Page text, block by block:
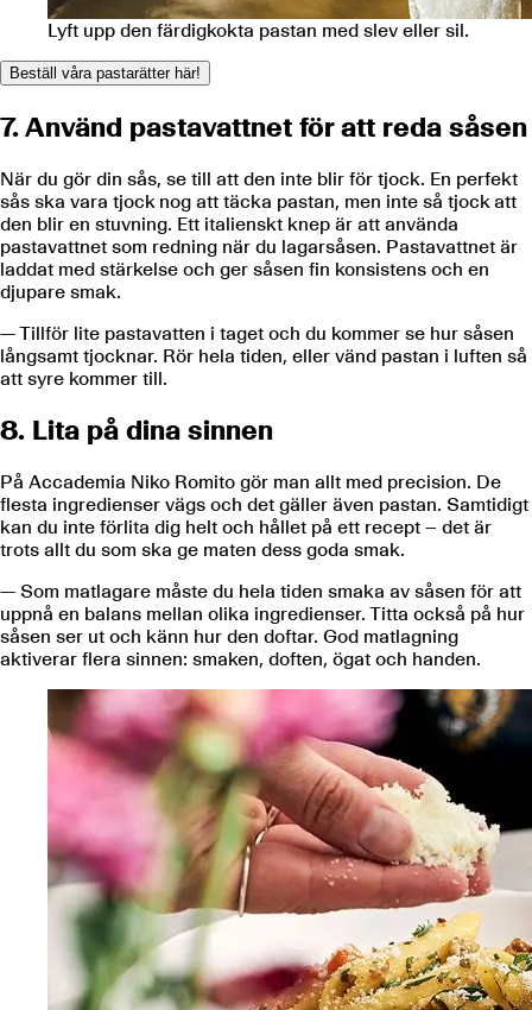
Lyft upp den färdigkokta pastan med slev eller sil.
Beställ våra pastarätter här!
7. Använd pastavattnet för att reda såsen
När du gör din sås, se till att den inte blir för tjock. En perfekt
sås ska vara tjock nog att täcka pastan, men inte så tjock att
den blir en stuvning. Ett italienskt knep är att använda
pastavattnet som redning när du lagarsåsen. Pastavattnet är
laddat med stärkelse och ger såsen fin konsistens och en
djupare smak.
— Tillför lite pastavatten i taget och du kommer se hur såsen
långsamt tjocknar. Rör hela tiden, eller vänd pastan i luften så
att syre kommer till.
8. Lita på dina sinnen
På Accademia Niko Romito gör man allt med precision. De
flesta ingredienser vägs och det gäller även pastan. Samtidigt
kan du inte förlita dig helt och hållet på ett recept – det är
trots allt du som ska ge maten dess goda smak.
— Som matlagare måste du hela tiden smaka av såsen för att
uppnå en balans mellan olika ingredienser. Titta också på hur
såsen ser ut och känn hur den doftar. God matlagning
aktiverar flera sinnen: smaken, doften, ögat och handen.